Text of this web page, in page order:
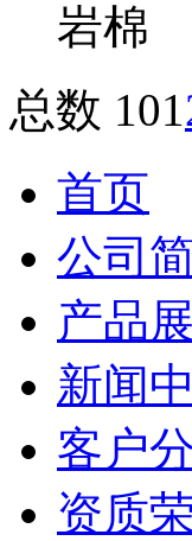
岩棉
总数 101
首页
公司
产品
新闻
客户
资质